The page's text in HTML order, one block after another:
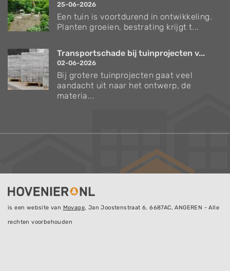
25-06-2026
Een tuin is voortdurend in ontwikkeling.
Planten groeien, bestrating krijgt t...
Transportschade bij tuinprojecten v...
02-06-2026
Bij grotere tuinprojecten gaat veel
aandacht uit naar het ontwerp, de
materia...
is een website van Movage, Jan Joostenstraat 6, 6687AC, ANGEREN - Alle
rechten voorbehouden